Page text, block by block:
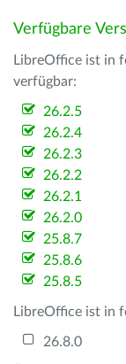
Verfügbare
LibreOffice ist in
verfügbar:
26.2.5
26.2.4
26.2.3
26.2.2
26.2.1
26.2.0
25.8.7
25.8.6
25.8.5
LibreOffice ist in
26.8.0